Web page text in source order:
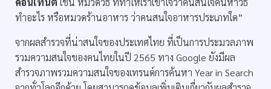
ทำอะไร หรือหมวดร้านอาหาร ว่าคนสนใจอาหารประเภทใด”
จากผลสำรวจที่น่าสนใจของประเทศไทย ที่เป็นการประมวลภาพ
รวมความสนใจของคนไทยในปี 2565 ทาง Google ยังมีผล
สำรวจภาพรวมความสนใจของเทรนด์การค้นหา Year in Search